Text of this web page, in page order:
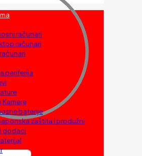
računari
računari
periferija
Kamere
baterije
zaštita i produžni
dodaci